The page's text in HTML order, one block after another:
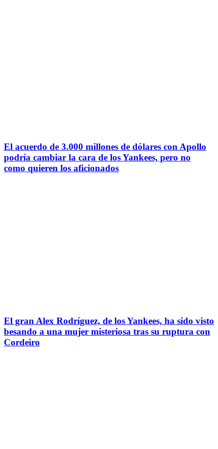
El acuerdo de 3.000 millones de dólares con Apollo
podría cambiar la cara de los Yankees, pero no
como quieren los aficionados
El gran Alex Rodríguez, de los Yankees, ha sido visto
besando a una mujer misteriosa tras su ruptura con
Cordeiro